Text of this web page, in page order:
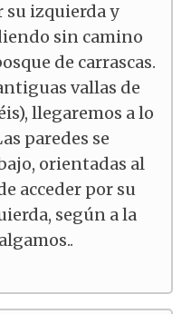
su izquierda y
sin camino
de carrascas.
vallas de
llegaremos a lo
paredes se
orientadas al
acceder por su
según a la